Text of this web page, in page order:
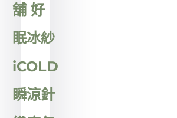
舖 好
眠冰紗
iCOLD
瞬涼針